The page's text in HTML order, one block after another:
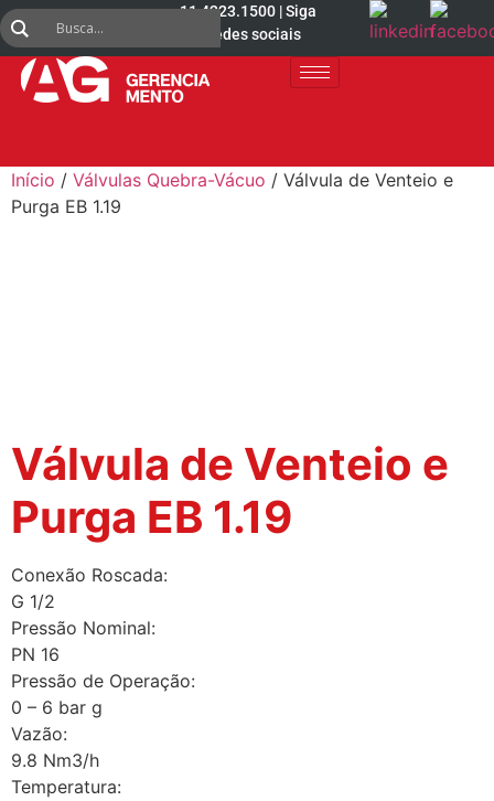
11 4223.1500 | Siga
nas redes sociais
Início / Válvulas Quebra-Vácuo / Válvula de Venteio e
Purga EB 1.19
Válvula de Venteio e
Purga EB 1.19
Conexão Roscada:
G 1/2
Pressão Nominal:
PN 16
Pressão de Operação:
0 – 6 bar g
Vazão:
9.8 Nm3/h
Temperatura: